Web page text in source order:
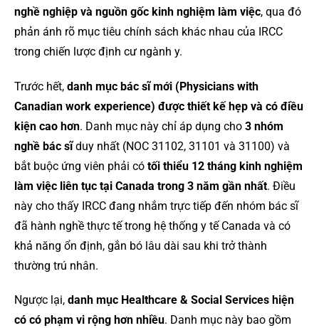
nghề nghiệp và nguồn gốc kinh nghiệm làm việc, qua đó
phản ánh rõ mục tiêu chính sách khác nhau của IRCC
trong chiến lược định cư ngành y.
Trước hết, danh mục bác sĩ mới (Physicians with
Canadian work experience) được thiết kế hẹp và có điều
kiện cao hơn. Danh mục này chỉ áp dụng cho 3 nhóm
nghề bác sĩduy nhất (NOC 31102, 31101 và 31100) và
bắt buộc ứng viên phải có tối thiểu 12 tháng kinh nghiệm
làm việc liên tục tại Canada trong 3 năm gần nhất. Điều
này cho thấy IRCC đang nhắm trực tiếp đến nhóm bác sĩ
đã hành nghề thực tế trong hệ thống y tế Canada và có
khả năng ổn định, gắn bó lâu dài sau khi trở thành
thường trú nhân.
Ngược lại, danh mục Healthcare & Social Services hiện
có có phạm vi rộng hơn nhiều. Danh mục này bao gồm